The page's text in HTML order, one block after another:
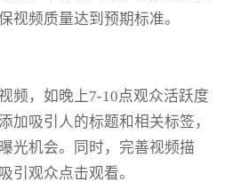
视频质量达到预期标准。
频，如晚上7-10点观众活跃度
加吸引人的标题和相关标签，
光机会。同时，完善视频描
引观众点击观看。